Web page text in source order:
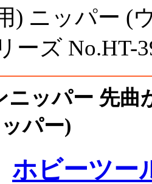
ニッパー 先曲
パー)
ホビーツー